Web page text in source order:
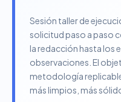
Sesión taller de
solicitud paso a paso
la redacción hasta los
observaciones. El
metodología
más limpios, más